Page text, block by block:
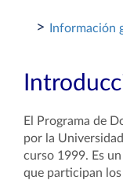
> Información
El Programa de
por la
curso 1999. Es
que participan